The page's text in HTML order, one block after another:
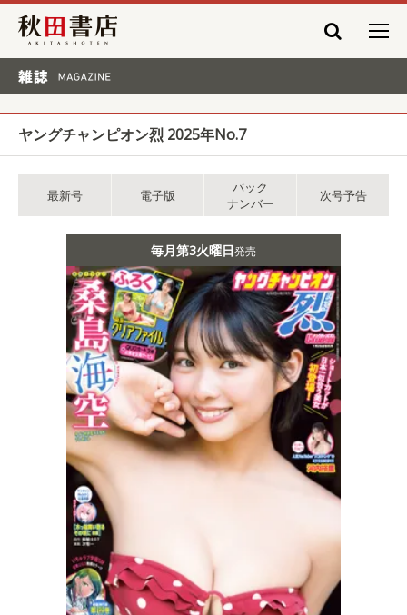
秋田書店
ヤングチャンピオン烈 2025年No.7
最新号 電子版
バック
ナンバー
次号予告
毎月第3火曜日発売